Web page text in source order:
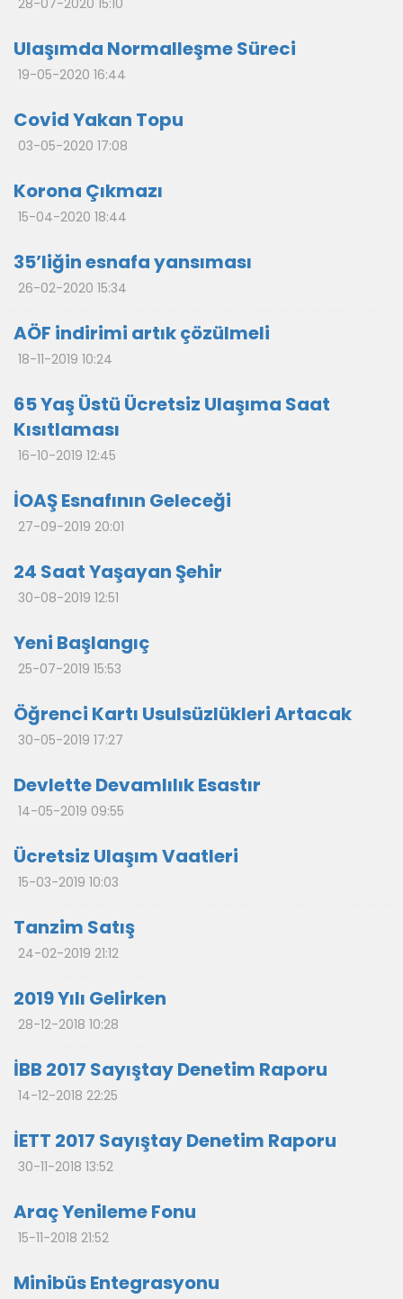
28-07-2020 15:10
Ulaşımda Normalleşme Süreci
19-05-2020 16:44
Covid Yakan Topu
03-05-2020 17:08
Korona Çıkmazı
15-04-2020 18:44
35’liğin esnafa yansıması
26-02-2020 15:34
AÖF indirimi artık çözülmeli
18-11-2019 10:24
65 Yaş Üstü Ücretsiz Ulaşıma Saat
Kısıtlaması
16-10-2019 12:45
İOAŞ Esnafının Geleceği
27-09-2019 20:01
24 Saat Yaşayan Şehir
30-08-2019 12:51
Yeni Başlangıç
25-07-2019 15:53
Öğrenci Kartı Usulsüzlükleri Artacak
30-05-2019 17:27
Devlette Devamlılık Esastır
14-05-2019 09:55
Ücretsiz Ulaşım Vaatleri
15-03-2019 10:03
Tanzim Satış
24-02-2019 21:12
2019 Yılı Gelirken
28-12-2018 10:28
İBB 2017 Sayıştay Denetim Raporu
14-12-2018 22:25
İETT 2017 Sayıştay Denetim Raporu
30-11-2018 13:52
Araç Yenileme Fonu
15-11-2018 21:52
Minibüs Entegrasyonu